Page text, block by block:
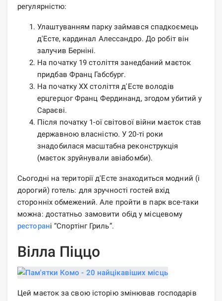
регулярністю:
Улаштуванням парку займався спадкоємець
д'Есте, кардинал Алессандро. До робіт він
залучив Берніні.
На початку 19 століття занедбаний маєток
придбав Франц Габсбург.
На початку ХХ століття д'Есте володів
ерцгерцог Франц Фердинанд, згодом убитий у
Сараєві.
Після початку 1-ої світової війни маєток став
державною власністю. У 20-ті роки
знадобилася масштабна реконструкція
(маєток зруйнували авіабомби).
Сьогодні на території д'Есте знаходиться модний (і
дорогий) готель: для зручності гостей вхід
сторонніх обмежений. Але пройти в парк все-таки
можна: достатньо замовити обід у місцевому
ресторані “Спортінг Гриль”.
Вілла Піццо
Цей маєток за свою історію змінював господарів